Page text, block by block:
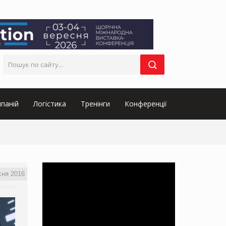
Логістика Тренінги Конференції
2016